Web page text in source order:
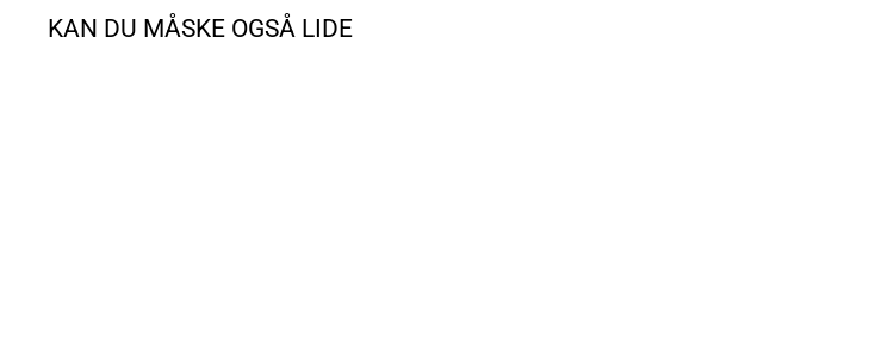
KAN DU MÅSKE OGSÅ LIDE